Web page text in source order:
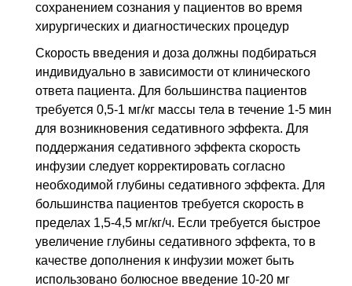
сохранением сознания у пациентов во время
хирургических и диагностических процедур
Скорость введения и доза должны подбираться
индивидуально в зависимости от клинического
ответа пациента. Для большинства пациентов
требуется 0,5-1 мг/кг массы тела в течение 1-5 мин
для возникновения седативного эффекта. Для
поддержания седативного эффекта скорость
инфузии следует корректировать согласно
необходимой глубины седативного эффекта. Для
большинства пациентов требуется скорость в
пределах 1,5-4,5 мг/кг/ч. Если требуется быстрое
увеличение глубины седативного эффекта, то в
качестве дополнения к инфузии может быть
использовано болюсное введение 10-20 мг